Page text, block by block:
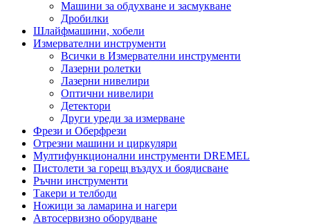
Машини за обдухване и засмукване
Дробилки
Шлайфмашини, хобели
Измервателни инструменти
Всички в Измервателни инструменти
Лазерни ролетки
Лазерни нивелири
Оптични нивелири
Детектори
Други уреди за измерване
Фрези и Оберфрези
Отрезни машини и циркуляри
Мултифункционални инструменти DREMEL
Пистолети за горещ въздух и боядисване
Ръчни инструменти
Такери и телбоди
Ножици за ламарина и нагери
Автосервизно оборудване